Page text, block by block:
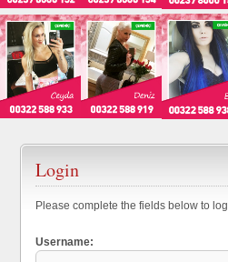
Login
Please complete the fields below to
Username: